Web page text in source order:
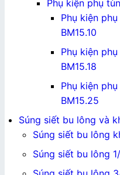
Phụ kiện phụ
Phụ kiện
BM15.10
Phụ kiện
BM15.18
Phụ kiện
BM15.25
Súng siết bu lông và
Súng siết bu lông
Súng siết bu lông